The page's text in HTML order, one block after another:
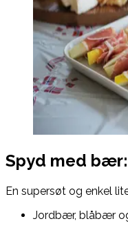
Spyd med bær:
En supersøt og enkel
Jordbær, blåbær